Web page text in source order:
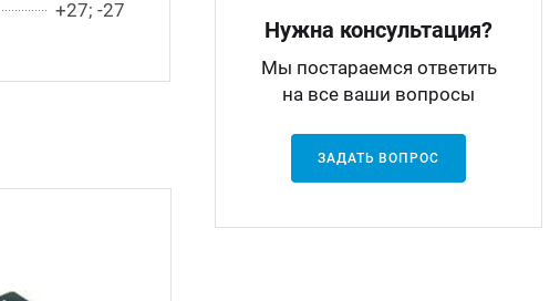
+27; -27
Нужна консультация?
Мы постараемся ответить
на все ваши вопросы
ЗАДАТЬ ВОПРОС